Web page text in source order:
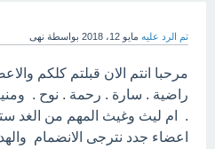
تم الرد عليه مايو 12، 2018 بواسطة نهى
مرحبا انتم الان قبلتم كلكم
راضية . سارة . رحمة . نوح .
. ام ليث وغيث المهم من الغد
اعضاء جدد نترجى الانضمام